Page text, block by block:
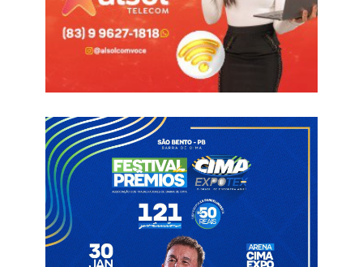
Campina Grande na fase decisiva do Paraibano.
— É o clube de maior torcida e maior tradição em minha
carreira. É um privilégio para qualquer treinador trabalhar no
Treze. O momento do clube não é bom, mas o Treze me
da minha responsabilidade e estou muito grato por isso. Com
muito trabalho, com muita organização, com muito método,
podemos colocar o Treze em um patamar diferente — falou o
técnico.
Além de Adriano Souza, o novo executivo de futebol do clube,
Josimar Barbosa, o Joba, também foi oficialmente